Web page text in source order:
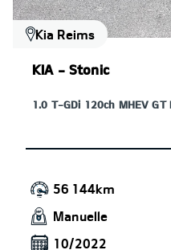
Kia Reims
KIA - Stonic
1.0 T-GDi 120ch MHEV
56 144km
Manuelle
10/2022